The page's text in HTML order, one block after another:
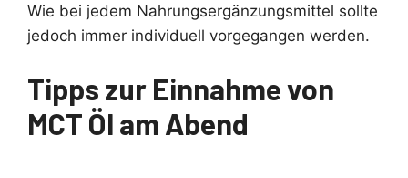
Wie bei jedem Nahrungsergänzungsmittel sollte
jedoch immer individuell vorgegangen werden.
Tipps zur Einnahme von
MCT Öl am Abend